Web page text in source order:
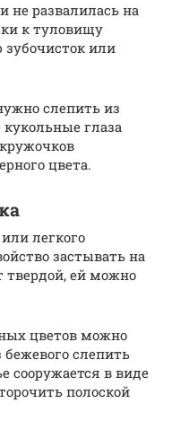
не развалилась на
к туловищу
или
слепить из
глаза
цвета.
легкого
застывать на
твердой, ей можно
цветов можно
слепить
сооружается в виде
полоской